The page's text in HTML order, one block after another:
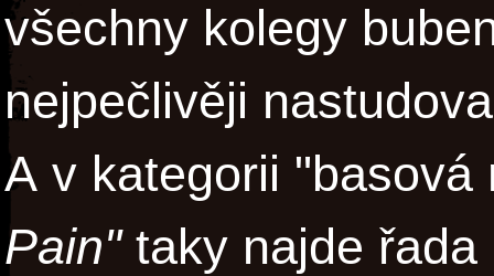
všechny kolegy
nejpečlivěji
A v kategorii
Pain"taky najde řada